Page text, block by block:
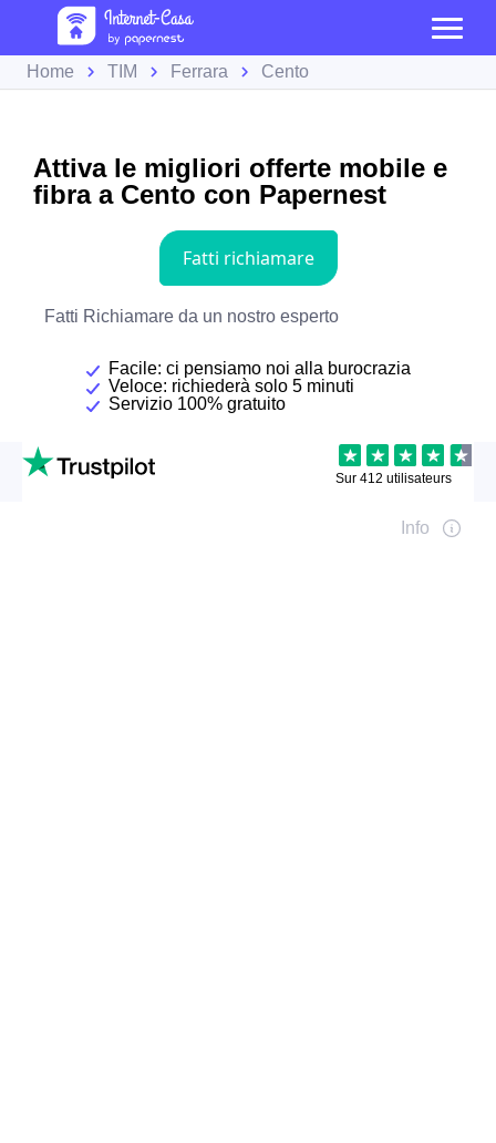
Home TIM Ferrara Cento